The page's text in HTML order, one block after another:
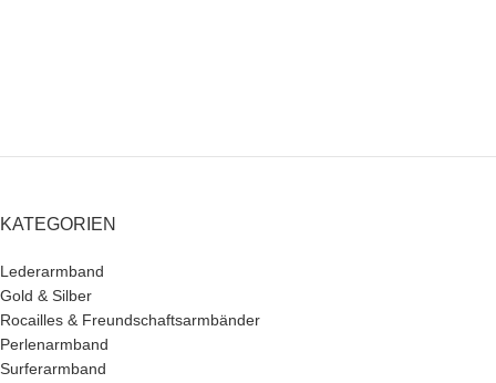
KATEGORIEN
Lederarmband
Gold & Silber
Rocailles & Freundschaftsarmbänder
Perlenarmband
Surferarmband